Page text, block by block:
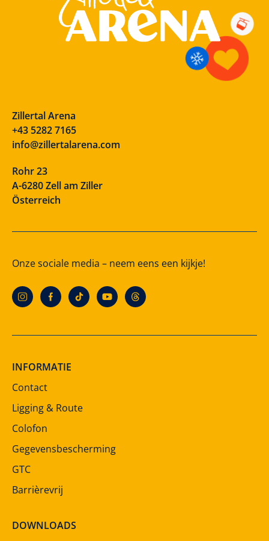
Zillertal Arena
+43 5282 7165
info@zillertalarena.com
Rohr 23
A-6280 Zell am Ziller
Österreich
Onze sociale media – neem eens een kijkje!
INFORMATIE
Contact
Ligging & Route
Colofon
Gegevensbescherming
GTC
Barrièrevrij
DOWNLOADS